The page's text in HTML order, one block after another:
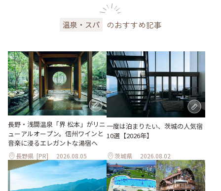
温泉・スパ のおすすめ記事
長野・浅間温泉「界 松本」がリニ
ューアルオープン。信州ワインと
音楽に浸るエレガントな湯宿へ
長野県 [PR] 2026.08.05
一度は泊まりたい、茨城の人気宿
10選【2026年】
茨城県 2026.08.02